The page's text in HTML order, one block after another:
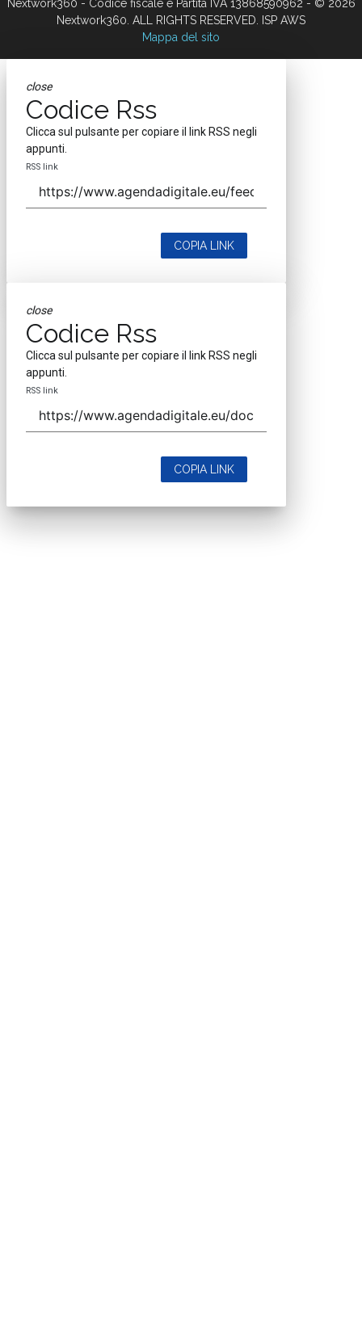
Nextwork360 - Codice fiscale e Partita IVA 13868590962 - © 2026
Nextwork360. ALL RIGHTS RESERVED. ISP AWS
Mappa del sito
close
Codice Rss
Clicca sul pulsante per copiare il link RSS negli
appunti.
RSS link
COPIA LINK
close
Codice Rss
Clicca sul pulsante per copiare il link RSS negli
appunti.
RSS link
COPIA LINK